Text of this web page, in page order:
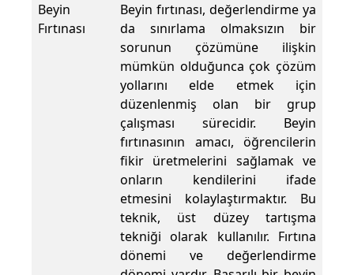
Beyin
Fırtınası
Beyin fırtınası, değerlendirme ya
da sınırlama olmaksızın bir
sorunun çözümüne ilişkin
mümkün olduğunca çok çözüm
yollarını elde etmek için
düzenlenmiş olan bir grup
çalışması sürecidir. Beyin
fırtınasının amacı, öğrencilerin
fikir üretmelerini sağlamak ve
onların kendilerini ifade
etmesini kolaylaştırmaktır. Bu
teknik, üst düzey tartışma
tekniği olarak kullanılır. Fırtına
dönemi ve değerlendirme